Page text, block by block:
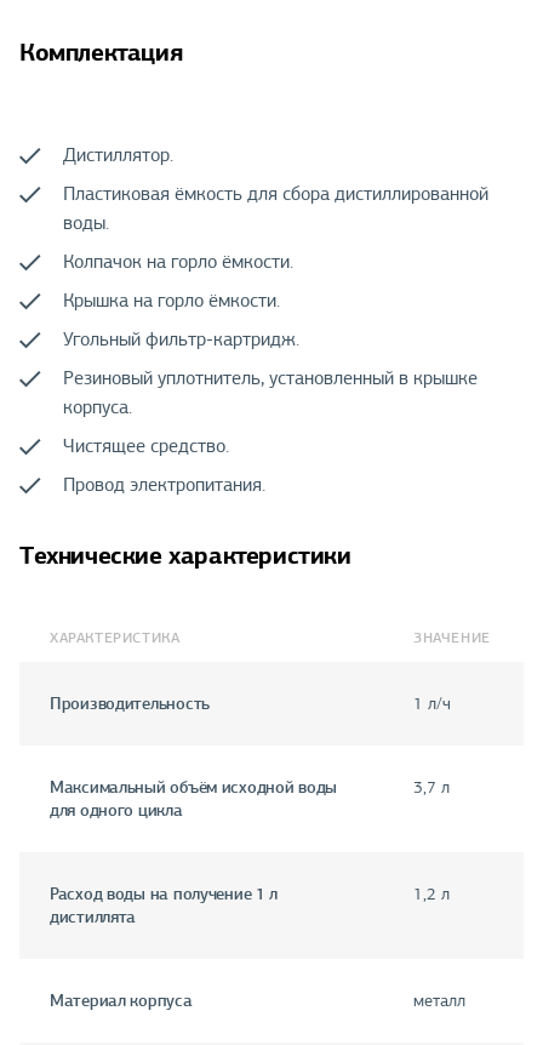
Комплектация
Дистиллятор.
Пластиковая ёмкость для сбора дистиллированной
воды.
Колпачок на горло ёмкости.
Крышка на горло ёмкости.
Угольный фильтр-картридж.
Резиновый уплотнитель, установленный в крышке
корпуса.
Чистящее средство.
Провод электропитания.
Технические характеристики
ХАРАКТЕРИСТИКА ЗНАЧЕНИЕ
Производительность 1 л/ч
Максимальный объём исходной воды
для одного цикла
3,7 л
Расход воды на получение 1 л
дистиллята
1,2 л
Материал корпуса металл